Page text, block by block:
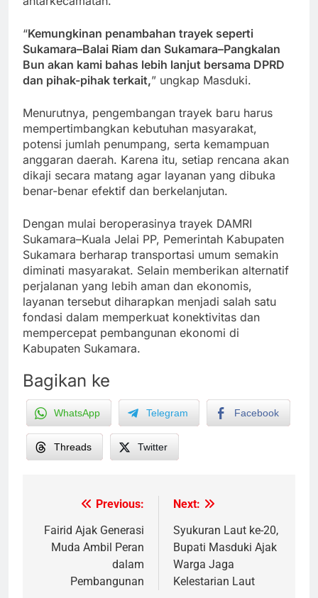
“Kemungkinan penambahan trayek seperti
Sukamara–Balai Riam dan Sukamara–Pangkalan
Bun akan kami bahas lebih lanjut bersama DPRD
dan pihak-pihak terkait,” ungkap Masduki.
Menurutnya, pengembangan trayek baru harus
mempertimbangkan kebutuhan masyarakat,
potensi jumlah penumpang, serta kemampuan
anggaran daerah. Karena itu, setiap rencana akan
dikaji secara matang agar layanan yang dibuka
benar-benar efektif dan berkelanjutan.
Dengan mulai beroperasinya trayek DAMRI
Sukamara–Kuala Jelai PP, Pemerintah Kabupaten
Sukamara berharap transportasi umum semakin
diminati masyarakat. Selain memberikan alternatif
perjalanan yang lebih aman dan ekonomis,
layanan tersebut diharapkan menjadi salah satu
fondasi dalam memperkuat konektivitas dan
mempercepat pembangunan ekonomi di
Kabupaten Sukamara.
Bagikan ke
WhatsApp Telegram Facebook
Threads Twitter
navigation
Previous:
Fairid Ajak Generasi
Muda Ambil Peran
dalam
Pembangunan
Next:
Syukuran Laut ke-20,
Bupati Masduki Ajak
Warga Jaga
Kelestarian Laut